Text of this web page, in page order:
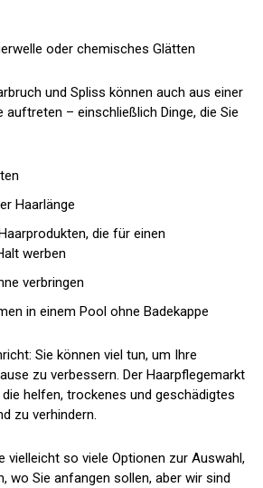
oder chemisches Glätten
und Spliss können auch aus einer
auftreten – einschließlich Dinge, die Sie
Haarlänge
die für einen
werben
verbringen
in einem Pool ohne Badekappe
Sie können viel tun, um Ihre
zu verbessern. Der Haarpflegemarkt
helfen, trockenes und geschädigtes
zu verhindern.
vielleicht so viele Optionen zur Auswahl,
wo Sie anfangen sollen, aber wir sind